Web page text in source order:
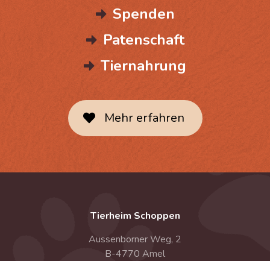
Spenden
Patenschaft
Tiernahrung
Mehr erfahren
Tierheim Schoppen
Aussenborner Weg, 2
B-4770 Amel